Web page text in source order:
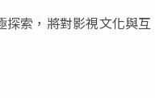
索，將對影視文化與互